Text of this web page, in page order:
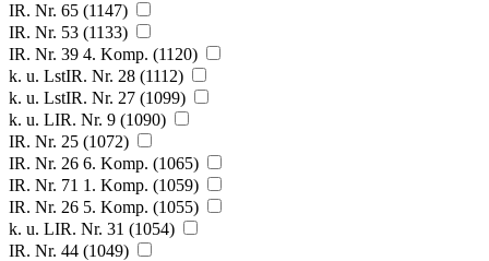
IR. Nr. 65 (1147)
IR. Nr. 53 (1133)
IR. Nr. 39 4. Komp. (1120)
k. u. LstIR. Nr. 28 (1112)
k. u. LstIR. Nr. 27 (1099)
k. u. LIR. Nr. 9 (1090)
IR. Nr. 25 (1072)
IR. Nr. 26 6. Komp. (1065)
IR. Nr. 71 1. Komp. (1059)
IR. Nr. 26 5. Komp. (1055)
k. u. LIR. Nr. 31 (1054)
IR. Nr. 44 (1049)